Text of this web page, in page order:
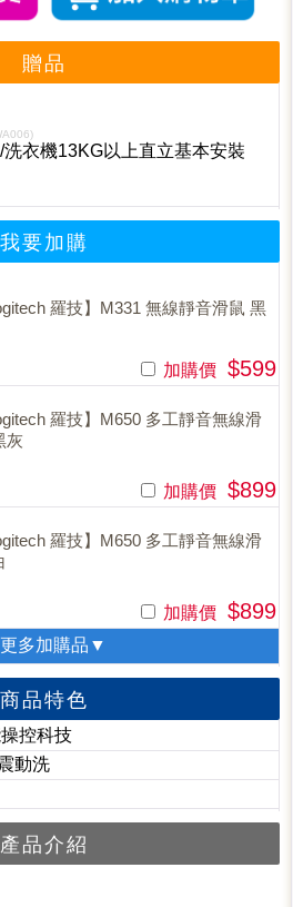
贈品
洗衣機13KG以上直立基本安裝
我要加購
羅技】M331 無線靜音滑鼠 黑
加購價 $599
羅技】M650 多工靜音無線滑
灰
加購價 $899
羅技】M650 多工靜音無線滑
加購價 $899
多加購品▼
商品特色
控科技
動洗
產品介紹